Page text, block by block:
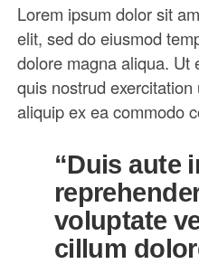
Lorem ipsum dolor sit
elit, sed do eiusmod
dolore magna aliqua. Ut
quis nostrud
aliquip ex ea commodo
“Duis aute
voluptate
cillum